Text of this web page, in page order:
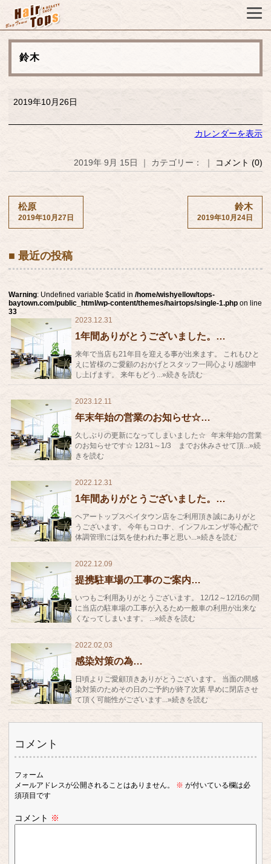
鈴木
木2019年10月26日
カレンダーを表示
2019年 9月 15日 ｜ カテゴリー： ｜ コメント (0)
松原
2019年10月27日
鈴木
2019年10月24日
■ 最近の投稿
Warning: Undefined variable $catid in/home/wishyellow/tops-
baytown.com/public_html/wp-content/themes/hairtops/single-1.php on line
33
2023.12.31
1年間ありがとうございました。…
来年で当店も21年目を迎える事が出来ます。 これもひと
えに皆様のご愛顧のおかげとスタッフ一同心より感謝申
し上げます。 来年もどう...»続きを読む
2023.12.11
年末年始の営業のお知らせ☆…
久しぶりの更新になってしまいました☆ 年末年始の営業
のお知らせです☆ 12/31～1/3 までお休みさせて頂...»続
きを読む
2022.12.31
1年間ありがとうございました。…
ヘアートップスベイタウン店をご利用頂き誠にありがと
うございます。 今年もコロナ、インフルエンザ等心配で
体調管理には気を使われた事と思い...»続きを読む
2022.12.09
提携駐車場の工事のご案内…
いつもご利用ありがとうございます。 12/12～12/16の間
に当店の駐車場の工事が入るため一般車の利用が出来な
くなってしまいます。 ...»続きを読む
2022.02.03
感染対策の為…
日頃よりご愛顧頂きありがとうございます。 当面の間感
染対策のためその日のご予約が終了次第 早めに閉店させ
て頂く可能性がございます...»続きを読む
コメント
フォーム
メールアドレスが公開されることはありません。
※ が付いている欄は必
須項目です
コメント ※